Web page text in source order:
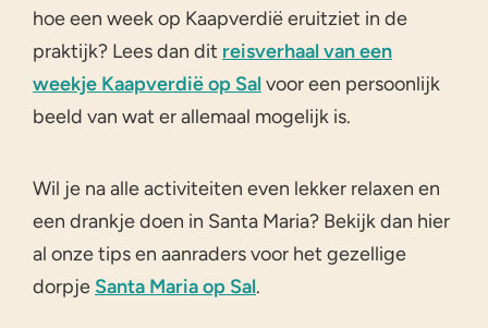
hoe een week op Kaapverdië eruitziet in de
praktijk? Lees dan dit reisverhaal van een
weekje Kaapverdië op Salvoor een persoonlijk
beeld van wat er allemaal mogelijk is.
Wil je na alle activiteiten even lekker relaxen en
een drankje doen in Santa Maria? Bekijk dan hier
al onze tips en aanraders voor het gezellige
dorpje Santa Maria op Sal.